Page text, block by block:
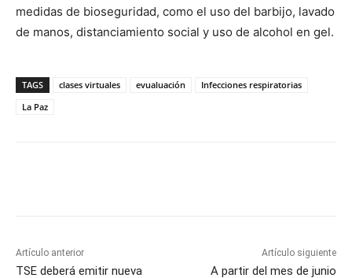
medidas de bioseguridad, como el uso del barbijo, lavado
de manos, distanciamiento social y uso de alcohol en gel.
TAGS clases virtuales evualuación
Infecciones respiratorias
La Paz
Artículo anterior
TSE deberá emitir nueva
Artículo siguiente
A partir del mes de junio